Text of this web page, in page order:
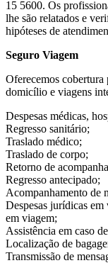
15 5600. Os
lhe são relatados e
hipóteses de
Seguro Viagem
Oferecemos
domicílio e viagens
Despesas médicas,
Regresso sanitário;
Traslado médico;
Traslado de corpo;
Retorno de
Regresso antecipado;
Acompanhamento de
Despesas jurídicas em
em viagem;
Assistência em caso
Localização de
Transmissão de